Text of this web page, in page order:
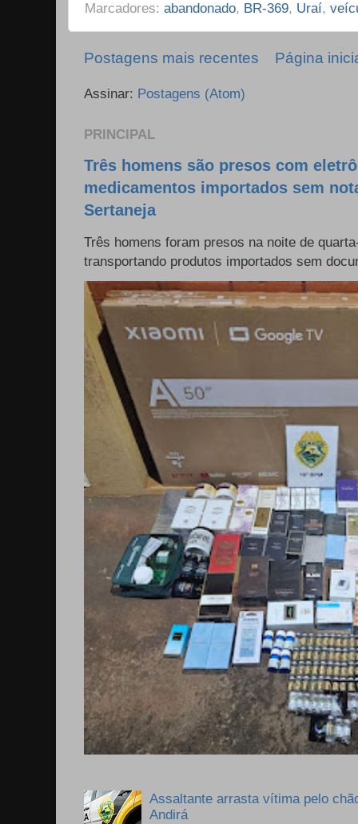
Marcadores: abandonado, BR-369, Uraí,
Postagens mais recentes Página
Assinar: Postagens (Atom)
PRINCIPAL
Três homens são presos com
medicamentos importados sem
Sertaneja
Três homens foram presos na noite de
transportando produtos importados sem
Assaltante arrasta vítima pelo
Andirá